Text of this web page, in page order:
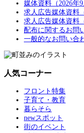
媒体資料（2026年9
求人広告媒体資料
求人広告媒体資料
配布に関するお問
一般的なお問い合
人気コーナー
フロント特集
子育て・教育
暮らそら
newスポット
街のイベント